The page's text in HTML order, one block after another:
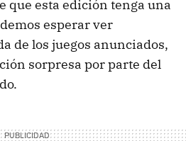
que esta edición tenga una
esperar ver
de los juegos anunciados,
sorpresa por parte del